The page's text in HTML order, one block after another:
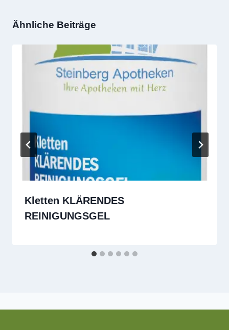
Ähnliche Beiträge
Kletten KLÄRENDES
REINIGUNGSGEL